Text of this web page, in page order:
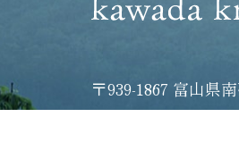
〒939-1867 富山県
TEL 0763-62-1170